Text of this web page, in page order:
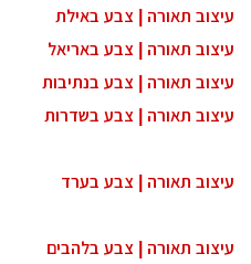
עיצוב תאורה | צבע באילת
עיצוב תאורה | צבע באריאל
עיצוב תאורה | צבע בנתיבות
עיצוב תאורה | צבע בשדרות
עיצוב תאורה | צבע בערד
עיצוב תאורה | צבע בלהבים